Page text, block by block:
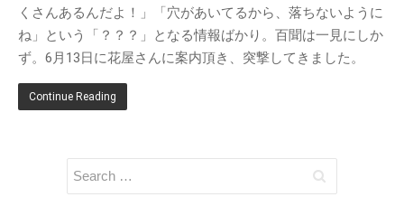
このブログについて
NPO法人ななしんぼ
めいほうツーネット
旧ブログ(ななしんぼ)
てみよう！
くさんあるんだよ！」「穴があいてるから、落ちないように
ね」という「？？？」となる情報ばかり。百聞は一見にしか
ず。6月13日に花屋さんに案内頂き、突撃してきました。
Continue Reading